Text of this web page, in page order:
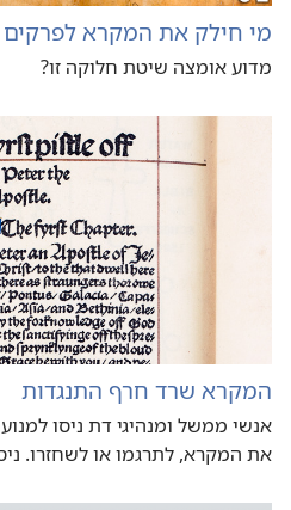
מי חילק את המקרא לפרקים
מדוע אומצה שיטת חלוקה זו?‏
המקרא שרד חרף התנגדות
אנשי ממשל ומנהיגי דת ניסו
את המקרא,‏ לתרגמו או לשחזרו.‏